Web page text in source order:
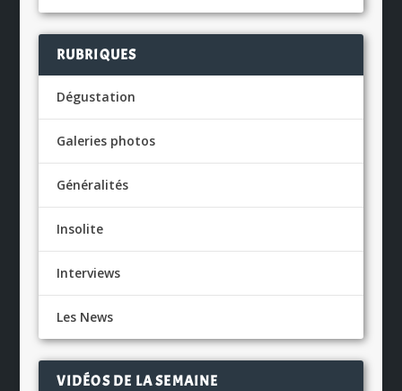
RUBRIQUES
Dégustation
Galeries photos
Généralités
Insolite
Interviews
Les News
VIDÉOS DE LA SEMAINE